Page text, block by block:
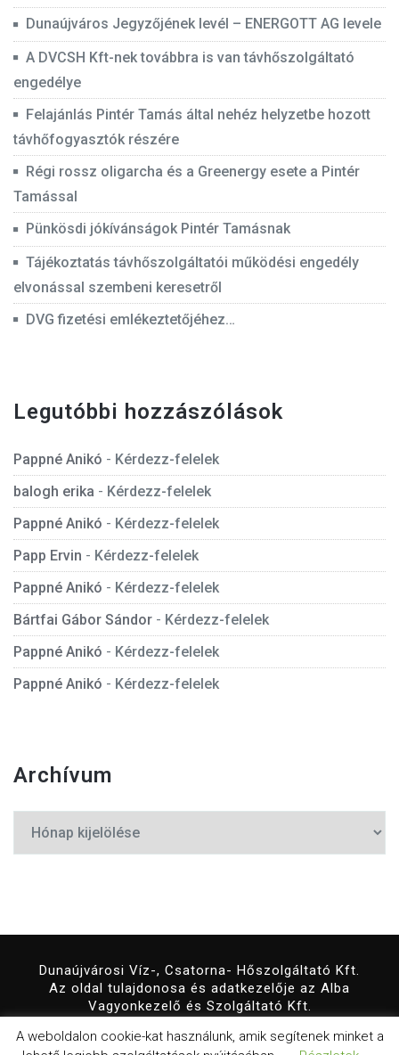
Dunaújváros Jegyzőjének levél – ENERGOTT AG levele
A DVCSH Kft-nek továbbra is van távhőszolgáltató
engedélye
Felajánlás Pintér Tamás által nehéz helyzetbe hozott
távhőfogyasztók részére
Régi rossz oligarcha és a Greenergy esete a Pintér
Tamással
Pünkösdi jókívánságok Pintér Tamásnak
Tájékoztatás távhőszolgáltatói működési engedély
elvonással szembeni keresetről
DVG fizetési emlékeztetőjéhez…
Legutóbbi hozzászólások
Pappné Anikó - Kérdezz-felelek
balogh erika - Kérdezz-felelek
Pappné Anikó - Kérdezz-felelek
Papp Ervin - Kérdezz-felelek
Pappné Anikó - Kérdezz-felelek
Bártfai Gábor Sándor - Kérdezz-felelek
Pappné Anikó - Kérdezz-felelek
Pappné Anikó - Kérdezz-felelek
Archívum
Dunaújvárosi Víz-, Csatorna- Hőszolgáltató Kft.
Az oldal tulajdonosa és adatkezelője az Alba
Vagyonkezelő és Szolgáltató Kft.
A weboldalon cookie-kat használunk, amik segítenek minket a